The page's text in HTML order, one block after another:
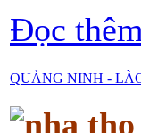
Đọc
QUẢNG NINH -